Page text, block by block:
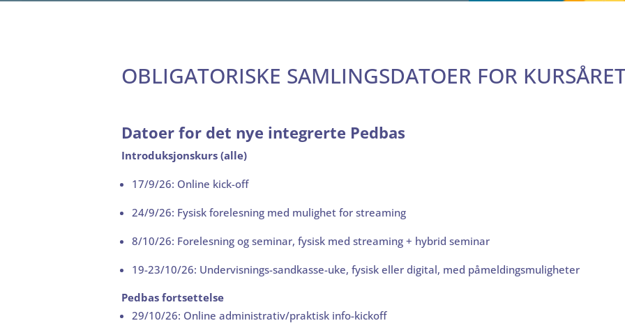
OBLIGATORISKE SAMLINGSDATOER FOR
Datoer for det nye integrerte Pedbas
Introduksjonskurs (alle)
17/9/26: Online kick-off
24/9/26: Fysisk forelesning med mulighet for streaming
8/10/26: Forelesning og seminar, fysisk med streaming + hybrid seminar
19-23/10/26: Undervisnings-sandkasse-uke, fysisk eller digital, med påmeldingsmuligheter
Pedbas fortsettelse
29/10/26: Online administrativ/praktisk info-kickoff